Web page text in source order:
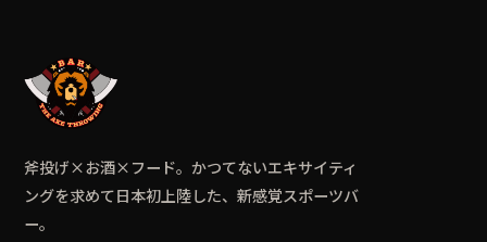
斧投げ×お酒×フード。かつてないエキサイティ
ングを求めて日本初上陸した、新感覚スポーツバ
ー。